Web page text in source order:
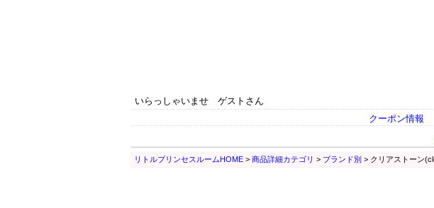
いらっしゃいませ ゲストさん
クーポン情報
リトルプリンセスルームHOME > 商品詳細カテゴリ > ブランド別 > クリアストーン